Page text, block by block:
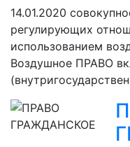
14.01.2020
регулирующих
использованием
Воздушное ПРАВО